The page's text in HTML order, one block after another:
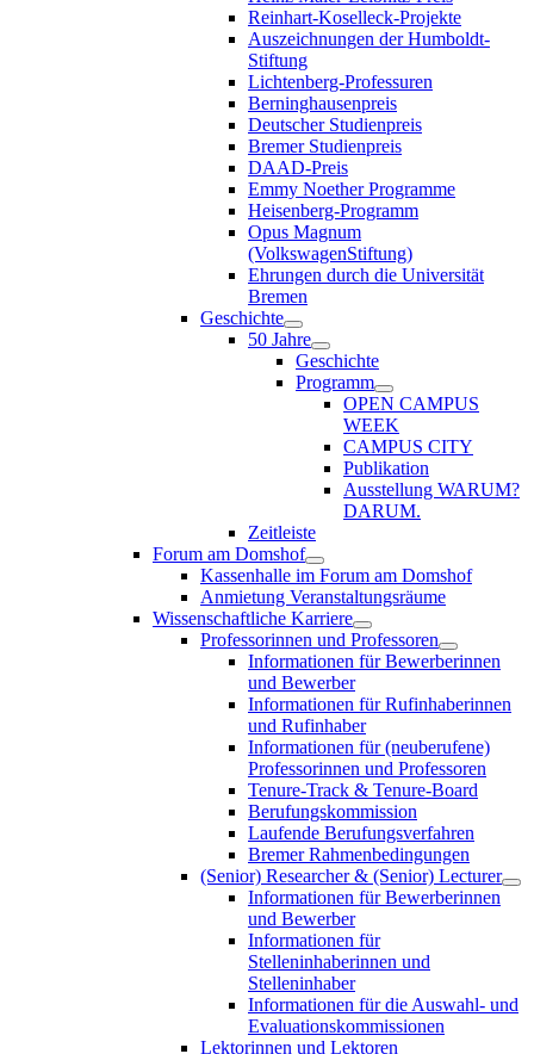
Reinhart-Koselleck-Projekte
Auszeichnungen der Humboldt-
Stiftung
Lichtenberg-Professuren
Berninghausenpreis
Deutscher Studienpreis
Bremer Studienpreis
DAAD-Preis
Emmy Noether Programme
Heisenberg-Programm
Opus Magnum
(VolkswagenStiftung)
Ehrungen durch die Universität
Bremen
Geschichte
50 Jahre
Geschichte
Programm
OPEN CAMPUS
WEEK
CAMPUS CITY
Publikation
Ausstellung WARUM?
DARUM.
Zeitleiste
Forum am Domshof
Kassenhalle im Forum am Domshof
Anmietung Veranstaltungsräume
Wissenschaftliche Karriere
Professorinnen und Professoren
Informationen für Bewerberinnen
und Bewerber
Informationen für Rufinhaberinnen
und Rufinhaber
Informationen für (neuberufene)
Professorinnen und Professoren
Tenure-Track & Tenure-Board
Berufungskommission
Laufende Berufungsverfahren
Bremer Rahmenbedingungen
(Senior) Researcher & (Senior) Lecturer
Informationen für Bewerberinnen
und Bewerber
Informationen für
Stelleninhaberinnen und
Stelleninhaber
Informationen für die Auswahl- und
Evaluationskommissionen
Lektorinnen und Lektoren